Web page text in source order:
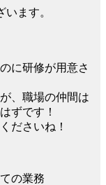
ます。
に研修が用意さ
、職場の仲間は
ずです！
ださいね！
の業務